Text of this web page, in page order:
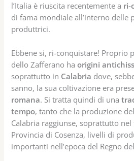
l’Italia è riuscita recentemente a ri-
di fama mondiale all’interno delle
produttrici.
Ebbene si, ri-conquistare! Proprio
dello Zafferano haorigini
soprattutto in Calabria dove,
sanno, la sua coltivazione era
romana. Si tratta quindi di una
tempo, tanto che la produzione
Calabria raggiunse, soprattutto
Provincia di Cosenza, livelli di
importanti nell’epoca del Regno